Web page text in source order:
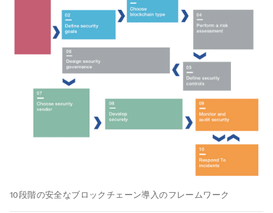
10段階の安全なブロックチェーン導入のフレームワーク